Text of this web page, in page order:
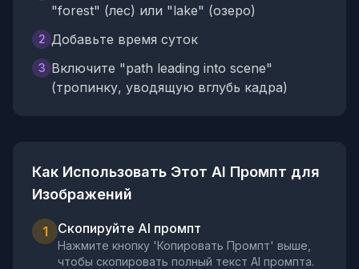
"forest" (лес) или "lake" (озеро)
2 Добавьте время суток
3 Включите "path leading into scene"
(тропинку, уводящую вглубь кадра)
Как Использовать Этот AI Промпт для
Изображений
1 Скопируйте AI промпт
Нажмите кнопку 'Копировать Промпт' выше,
чтобы скопировать полный текст AI промпта.